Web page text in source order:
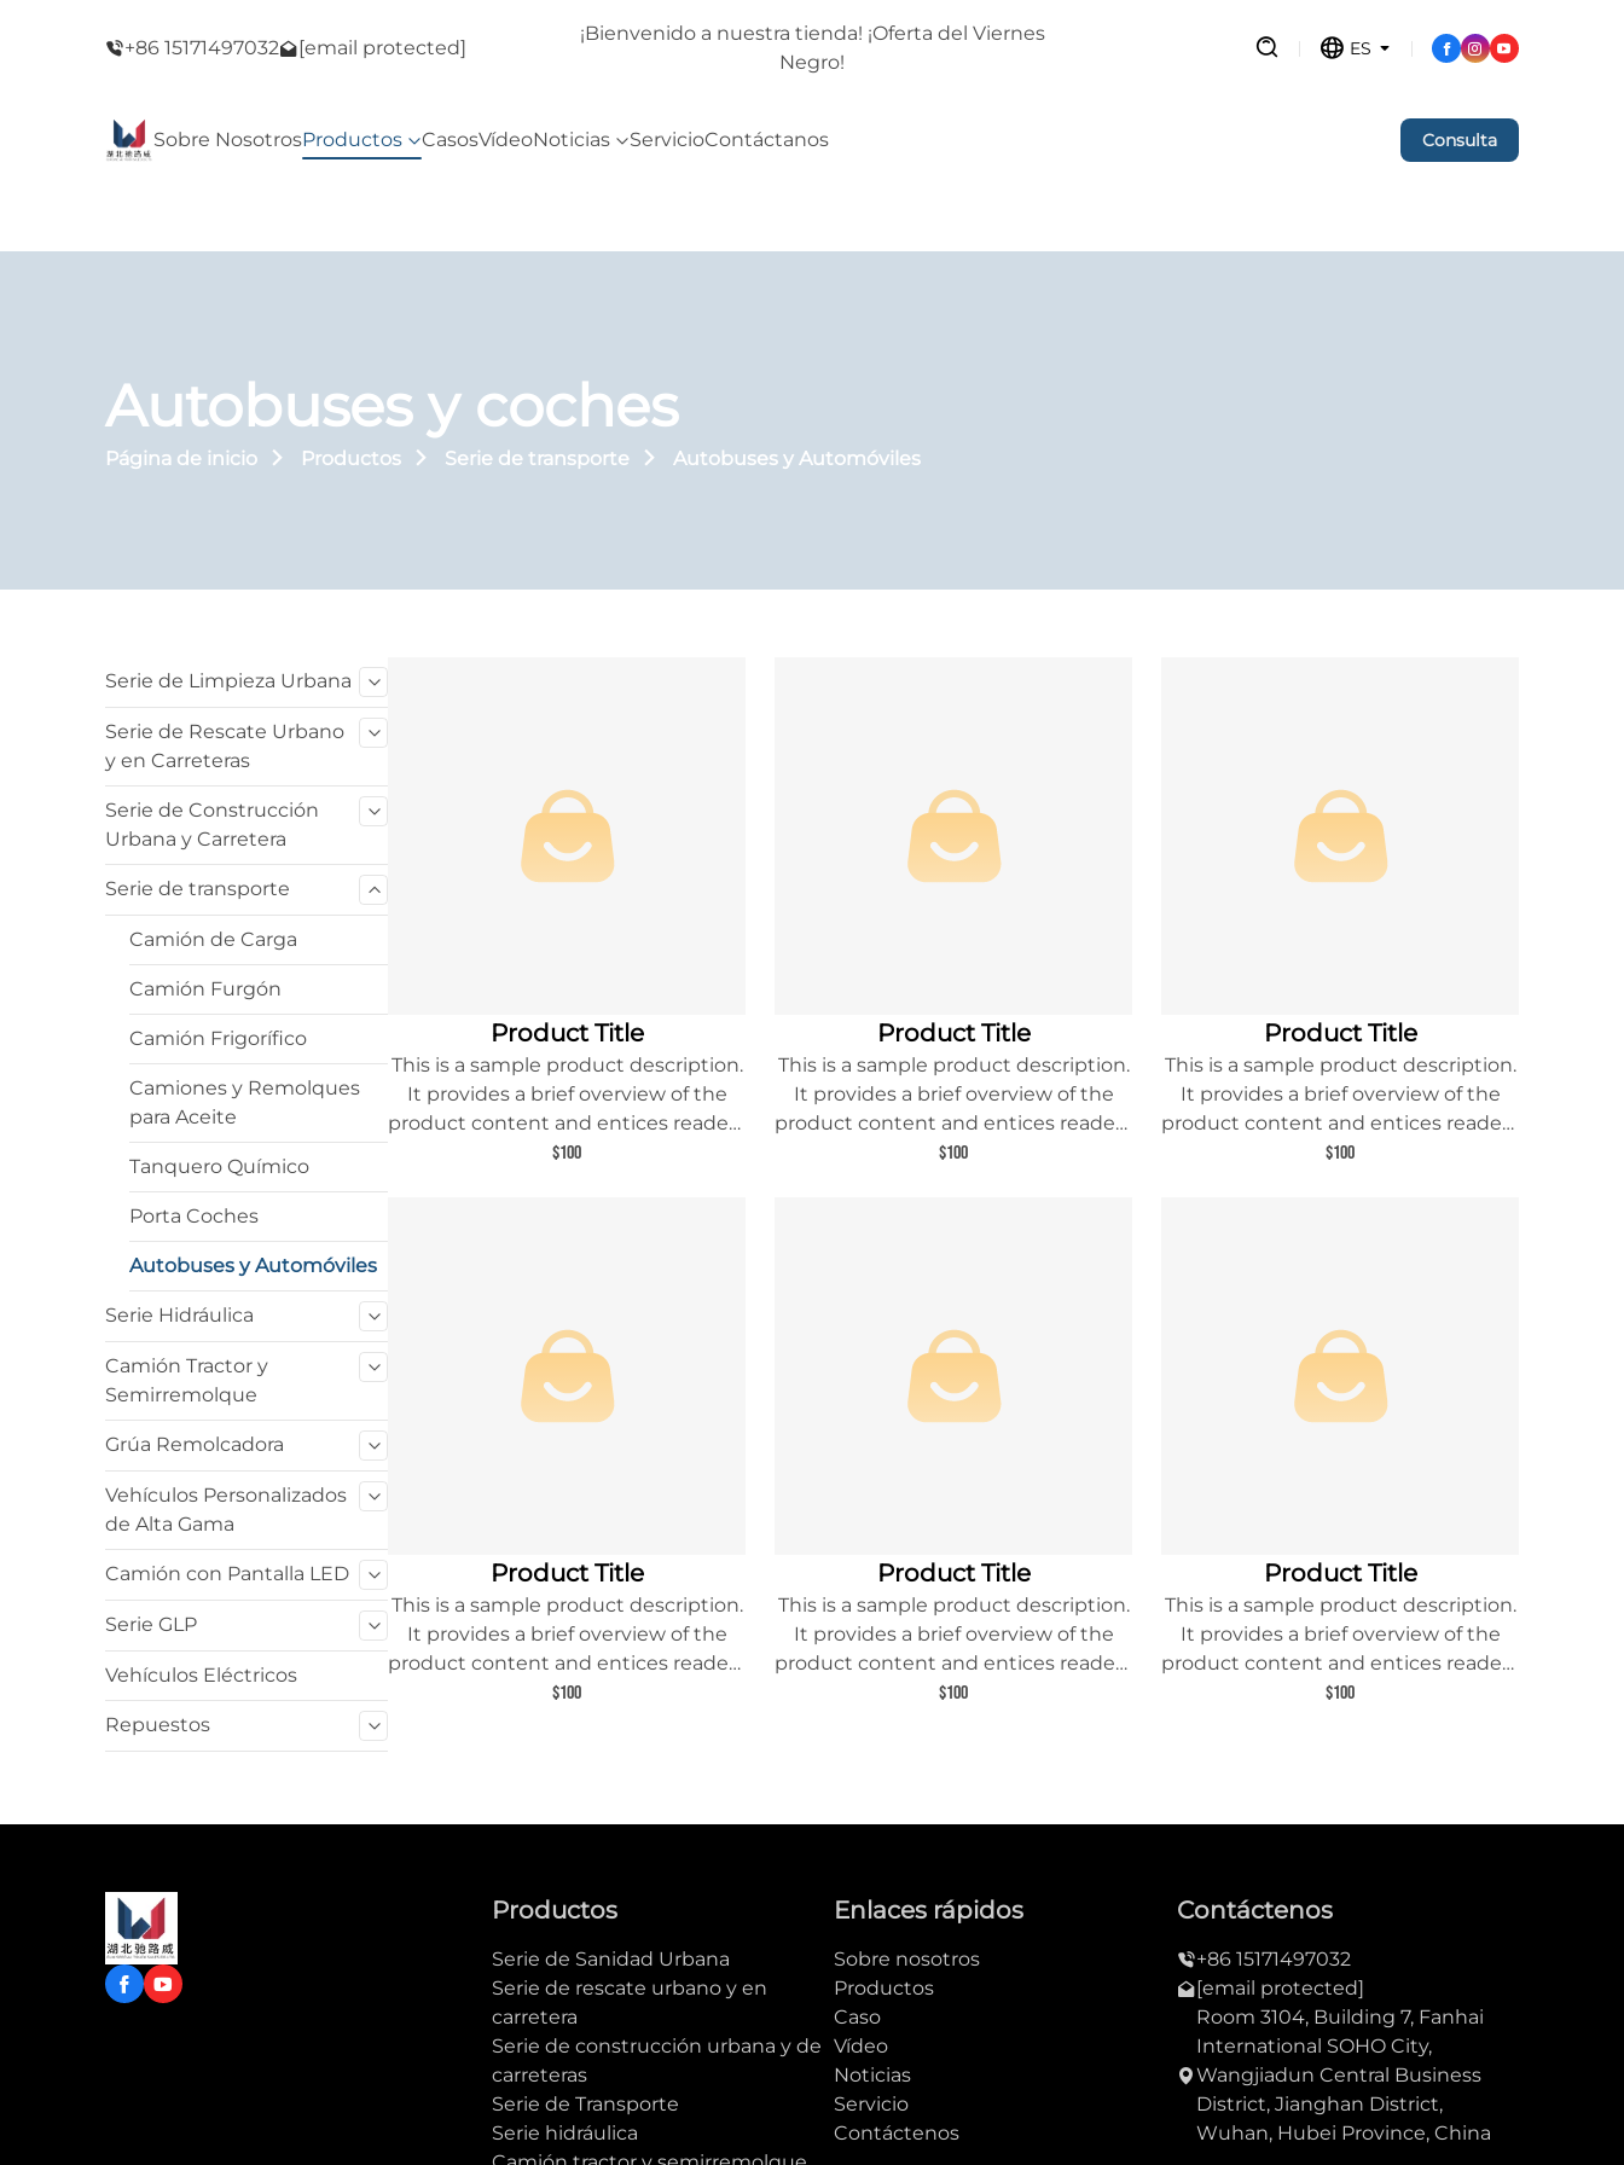
+86 15171497032 [email protected]
Negro!
¡Bienvenido a nuestra tienda! ¡Oferta del Viernes
Negro!
ES
Sobre NosotrosProductos CasosVídeoNoticias ServicioContáctanos Consulta
Autobuses y coches
Página de inicio Productos Serie de transporte Autobuses y Automóviles
Serie de Limpieza Urbana
Serie de Rescate Urbano
y en Carreteras
Serie de Construcción
Urbana y Carretera
Serie de transporte
Camión de Carga
Camión Furgón
Camión Frigorífico
Camiones y Remolques
para Aceite
Tanquero Químico
Porta Coches
Autobuses y Automóviles
Serie Hidráulica
Camión Tractor y
Semirremolque
Grúa Remolcadora
Vehículos Personalizados
de Alta Gama
Camión con Pantalla LED
Serie GLP
Vehículos Eléctricos
Repuestos
Product Title
This is a sample product description.
It provides a brief overview of the
product content and entices readers
to learn more about this product.
$100
Product Title
This is a sample product description.
It provides a brief overview of the
product content and entices readers
to learn more about this product.
$100
Product Title
This is a sample product description.
It provides a brief overview of the
product content and entices readers
to learn more about this product.
$100
Product Title
This is a sample product description.
It provides a brief overview of the
product content and entices readers
to learn more about this product.
$100
Product Title
This is a sample product description.
It provides a brief overview of the
product content and entices readers
to learn more about this product.
$100
Product Title
This is a sample product description.
It provides a brief overview of the
product content and entices readers
to learn more about this product.
$100
Productos
Serie de Sanidad Urbana
Serie de rescate urbano y en
carretera
Serie de construcción urbana y de
carreteras
Serie de Transporte
Serie hidráulica
Enlaces rápidos
Sobre nosotros
Productos
Caso
Vídeo
Noticias
Servicio
Contáctenos
Contáctenos
+86 15171497032
[email protected]
Room 3104, Building 7, Fanhai
International SOHO City,
Wangjiadun Central Business
District, Jianghan District,
Wuhan, Hubei Province, China